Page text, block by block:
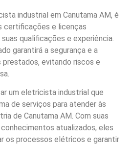
industrial em Canutama AM, é
certificações e licenças
qualificações e experiência.
garantirá a segurança e a
prestados, evitando riscos e
um eletricista industrial que
de serviços para atender às
de Canutama AM. Com suas
atualizados, eles
os processos elétricos e garantir